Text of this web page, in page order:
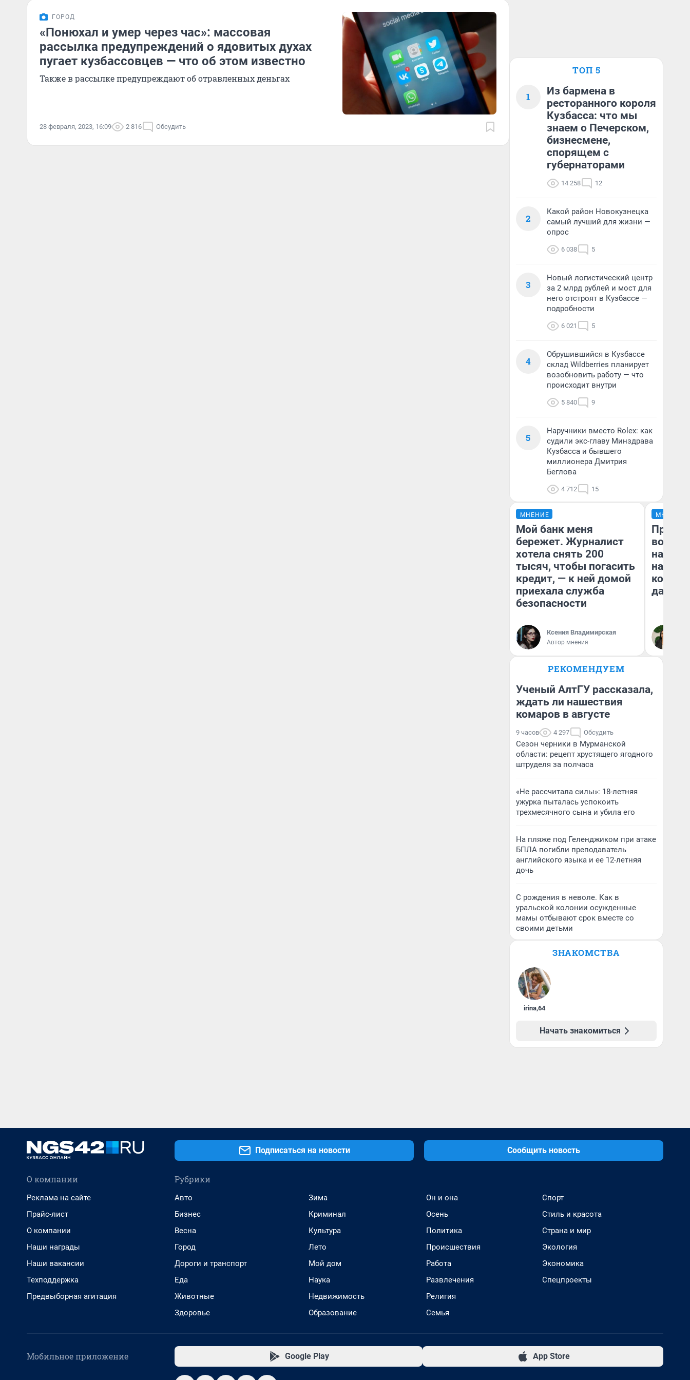
ГОРОД
«Понюхал и умер через час»: массовая
рассылка предупреждений о ядовитых духах
пугает кузбассовцев — что об этом известно
Также в рассылке предупреждают об отравленных деньгах
28 февраля, 2023, 16:09 2 816 Обсудить
ТОП 5
1
Из бармена в
ресторанного короля
Кузбасса: что мы
знаем о Печерском,
бизнесмене,
спорящем с
губернаторами
14 258 12
2
Какой район Новокузнецка
самый лучший для жизни —
опрос
6 038 5
3
Новый логистический центр
за 2 млрд рублей и мост для
него отстроят в Кузбассе —
подробности
6 021 5
4
Обрушившийся в Кузбассе
склад Wildberries планирует
возобновить работу — что
происходит внутри
5 840 9
5
Наручники вместо Rolex: как
судили экс-главу Минздрава
Кузбасса и бывшего
миллионера Дмитрия
Беглова
4 712 15
МНЕНИЕ
Мой банк меня
бережет. Журналист
хотела снять 200
тысяч, чтобы погасить
кредит, — к ней домой
приехала служба
безопасности
Ксения Владимирская
Автор мнения
МНЕНИЕ
нам
даже
РЕКОМЕНДУЕМ
Ученый АлтГУ рассказала,
ждать ли нашествия
комаров в августе
9 часов 4 297 Обсудить
Сезон черники в Мурманской
области: рецепт хрустящего ягодного
штруделя за полчаса
«Не рассчитала силы»: 18-летняя
ужурка пыталась успокоить
трехмесячного сына и убила его
На пляже под Геленджиком при атаке
БПЛА погибли преподаватель
английского языка и ее 12-летняя
дочь
С рождения в неволе. Как в
уральской колонии осужденные
мамы отбывают срок вместе со
своими детьми
ЗНАКОМСТВА
irina,64
Начать знакомиться
Подписаться на новости Сообщить новость
О компании
Реклама на сайте
Прайс-лист
О компании
Наши награды
Наши вакансии
Техподдержка
Предвыборная агитация
Рубрики
Авто
Бизнес
Весна
Город
Дороги и транспорт
Еда
Животные
Здоровье
Зима
Криминал
Культура
Лето
Мой дом
Наука
Недвижимость
Образование
Он и она
Осень
Политика
Происшествия
Работа
Развлечения
Религия
Семья
Спорт
Стиль и красота
Страна и мир
Экология
Экономика
Спецпроекты
Мобильное приложение Google Play App Store